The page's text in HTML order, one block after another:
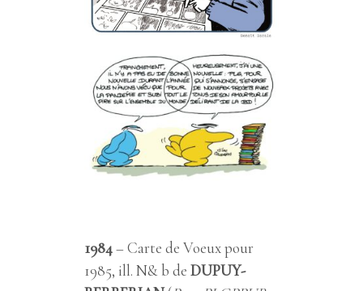
1984– Carte de Voeux pour
1985, ill. N& b de DUPUY-